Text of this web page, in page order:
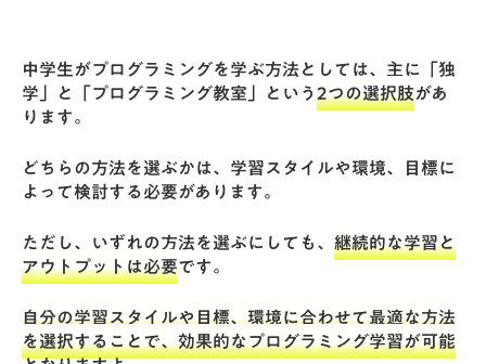
中学生がプログラミングを学ぶ方法としては、主に「独
学」と「プログラミング教室」という2つの選択肢があ
ります。
どちらの方法を選ぶかは、学習スタイルや環境、目標に
よって検討する必要があります。
ただし、いずれの方法を選ぶにしても、 継続的な学習と
アウトプットは必要です。
自分の学習スタイルや目標、環境に合わせて最適な方法
を選択することで、効果的なプログラミング学習が可能